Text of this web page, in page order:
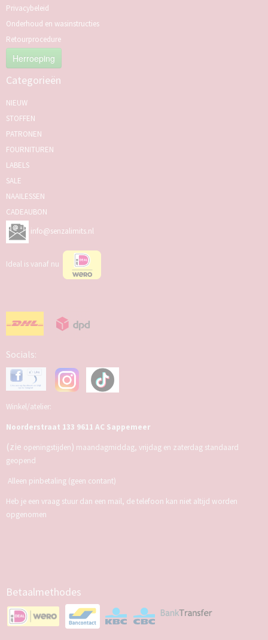
Privacybeleid
Onderhoud en wasinstructies
Retourprocedure
Herroeping
Categorieën
NIEUW
STOFFEN
PATRONEN
FOURNITUREN
LABELS
SALE
NAAILESSEN
CADEAUBON
info@senzalimits.nl
Ideal is vanaf nu
Socials:
Winkel/atelier:
Noorderstraat 133 9611 AC Sappemeer
(zie openingstijden) maandagmiddag, vrijdag en zaterdag standaard
geopend
Alleen pinbetaling (geen contant)
Heb je een vraag stuur dan een mail, de telefoon kan niet altijd worden
opgenomen
Betaalmethodes